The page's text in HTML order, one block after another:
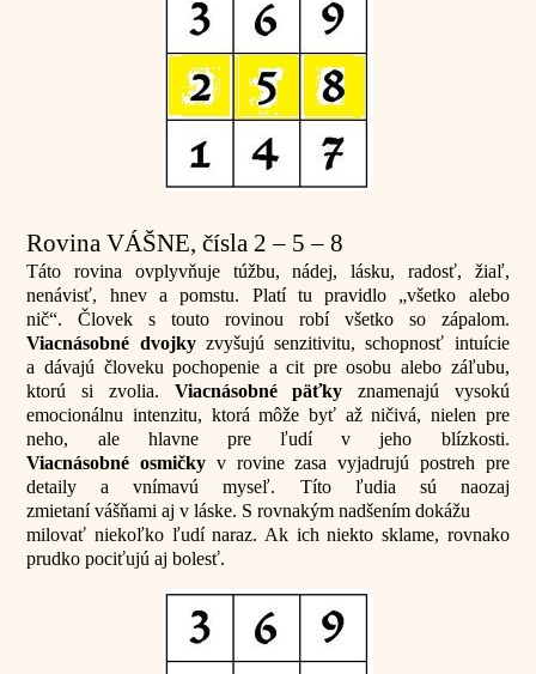
Rovina VÁŠNE, čísla 2 – 5 – 8
Táto rovina ovplyvňuje túžbu, nádej, lásku, radosť, žiaľ,
nenávisť, hnev a pomstu. Platí tu pravidlo „všetko alebo
nič“. Človek s touto rovinou robí všetko so zápalom.
Viacnásobné dvojkyzvyšujú senzitivitu, schopnosť intuície
a dávajú človeku pochopenie a cit pre osobu alebo záľubu,
ktorú si zvolia. Viacnásobné päťky znamenajú vysokú
emocionálnu intenzitu, ktorá môže byť až ničivá, nielen pre
neho, ale hlavne pre ľudí v jeho blízkosti.
Viacnásobné osmičky v rovine zasa vyjadrujú postreh pre
detaily a vnímavú myseľ. Títo ľudia sú naozaj
zmietaní vášňami aj v láske. S rovnakým nadšením dokážu
milovať niekoľko ľudí naraz. Ak ich niekto sklame, rovnako
prudko pociťujú aj bolesť.